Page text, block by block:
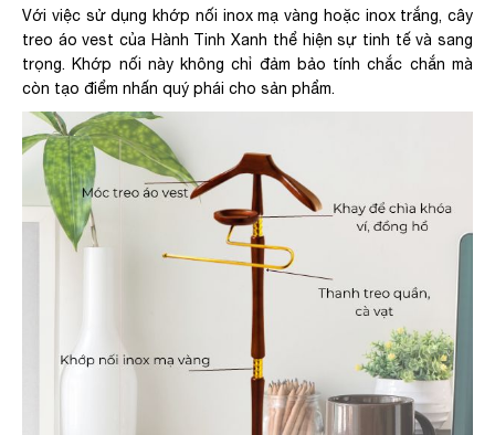
Với việc sử dụng khớp nối inox mạ vàng hoặc inox trắng, cây
treo áo vest của Hành Tinh Xanh thể hiện sự tinh tế và sang
trọng. Khớp nối này không chỉ đảm bảo tính chắc chắn mà
còn tạo điểm nhấn quý phái cho sản phẩm.